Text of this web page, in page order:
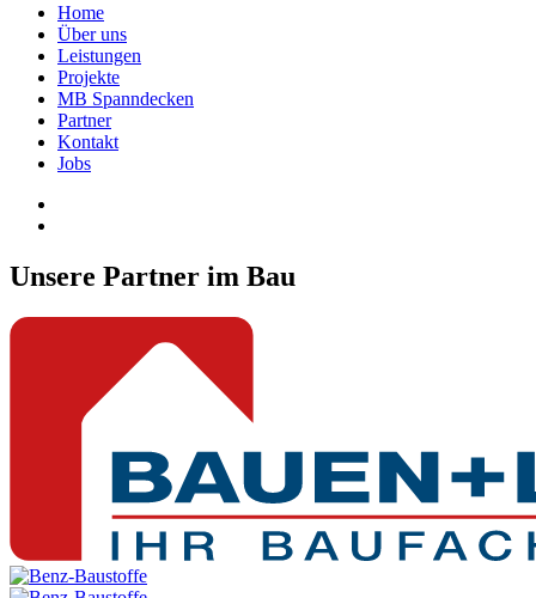
Home
Über uns
Leistungen
Projekte
MB Spanndecken
Partner
Kontakt
Jobs
Unsere Partner im Bau